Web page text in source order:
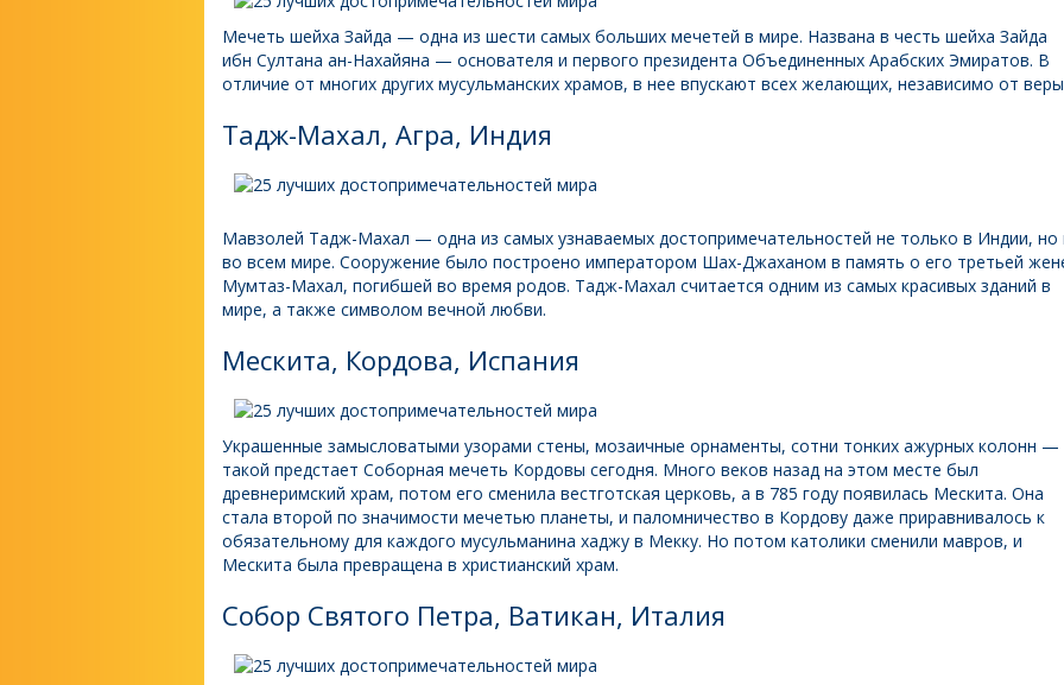
Мечеть шейха Зайда — одна из шести самых больших мечетей в мире. Названа в честь шейха Зайда
ибн Султана ан-Нахайяна — основателя и первого президента Объединенных Арабских Эмиратов. В
отличие от многих других мусульманских храмов, в нее впускают всех желающих, независимо от
Тадж-Махал, Агра, Индия
Мавзолей Тадж-Махал — одна из самых узнаваемых достопримечательностей не только в Индии, но
во всем мире. Сооружение было построено императором Шах-Джаханом в память о его третьей
Мумтаз-Махал, погибшей во время родов. Тадж-Махал считается одним из самых красивых зданий в
мире, а также символом вечной любви.
Мескита, Кордова, Испания
Украшенные замысловатыми узорами стены, мозаичные орнаменты, сотни тонких ажурных колонн —
такой предстает Соборная мечеть Кордовы сегодня. Много веков назад на этом месте был
древнеримский храм, потом его сменила вестготская церковь, а в 785 году появилась Мескита. Она
стала второй по значимости мечетью планеты, и паломничество в Кордову даже приравнивалось к
обязательному для каждого мусульманина хаджу в Мекку. Но потом католики сменили мавров, и
Мескита была превращена в христианский храм.
Собор Святого Петра, Ватикан, Италия